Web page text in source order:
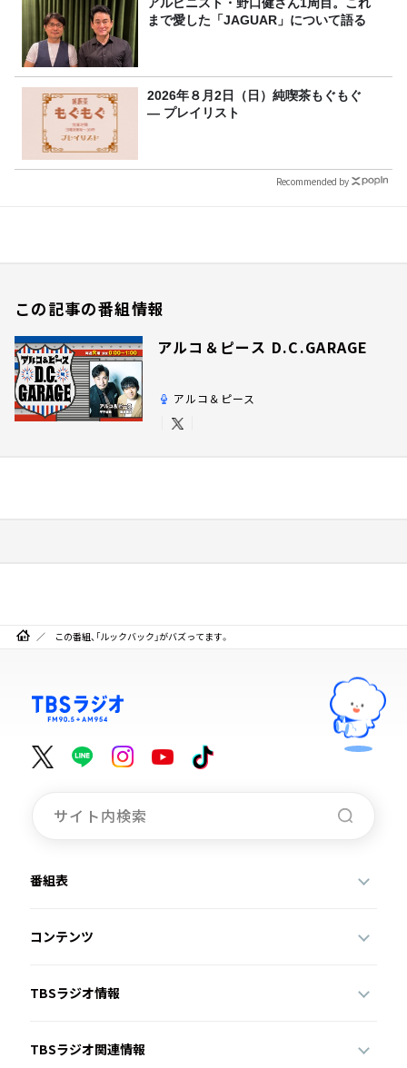
まで愛した「JAGUAR」について語る
2026年８月2日（日）純喫茶もぐもぐ
― プレイリスト
Recommended by
この記事の番組情報
アルコ＆ピース D.C.GARAGE
アルコ＆ピース
この番組、「ルックバック」がバズってます。
番組表
コンテンツ
TBSラジオ情報
TBSラジオ関連情報